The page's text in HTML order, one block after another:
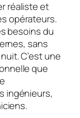
réaliste et
opérateurs.
besoins du
sans
C’est une
que
ingénieurs,